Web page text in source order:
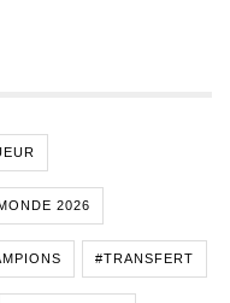
2026
#TRANSFERT